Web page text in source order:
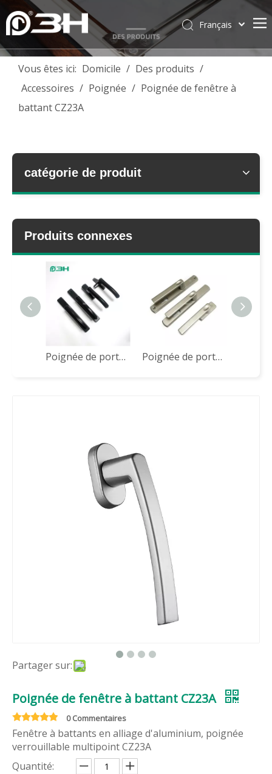
Français
简体中文
Pусский
Vous êtes ici: Domicile / Des produits /
Accessoires / Poignée / Poignée de fenêtre à
battant CZ23A
catégorie de produit
Produits connexes
Poignée de porte de haute qualité CZM28A Poignée de porte de fenêtre en aluminium Série JCZ
Partager sur:
Poignée de fenêtre à battant CZ23A
0 Commentaires
Fenêtre à battants en alliage d'aluminium, poignée
verrouillable multipoint CZ23A
Quantité: